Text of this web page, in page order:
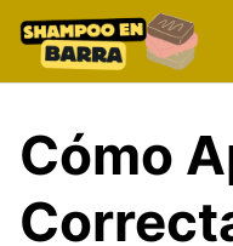
content
Cómo